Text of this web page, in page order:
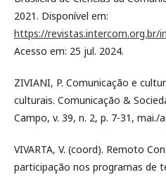
2021. Disponível em:
https://revistas.intercom.org.br/
Acesso em: 25 jul. 2024.
ZIVIANI, P. Comunicação e
culturais. Comunicação &
Campo, v. 39, n. 2, p. 7-31, mai./
VIVARTA, V. (coord). Remoto
participação nos programas de